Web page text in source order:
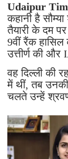
Udaipur
कहानी है सौम्या
तैयारी के दम
9वीं रैंक हासिल
उत्तीर्ण की और
वह दिल्ली की
में थीं, तब
चलते उन्हें